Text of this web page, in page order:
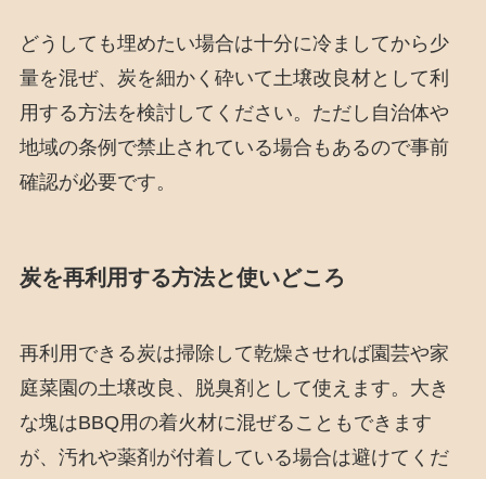
どうしても埋めたい場合は十分に冷ましてから少
量を混ぜ、炭を細かく砕いて土壌改良材として利
用する方法を検討してください。ただし自治体や
地域の条例で禁止されている場合もあるので事前
確認が必要です。
炭を再利用する方法と使いどころ
再利用できる炭は掃除して乾燥させれば園芸や家
庭菜園の土壌改良、脱臭剤として使えます。大き
な塊はBBQ用の着火材に混ぜることもできます
が、汚れや薬剤が付着している場合は避けてくだ